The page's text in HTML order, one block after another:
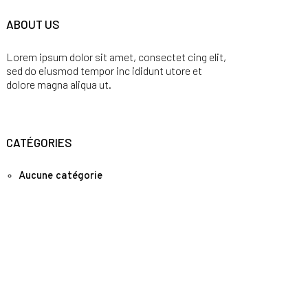
ABOUT US
Lorem ipsum dolor sit amet, consectet cing elit,
sed do eiusmod tempor inc ididunt utore et
dolore magna aliqua ut.
CATÉGORIES
Aucune catégorie